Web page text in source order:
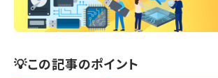
💡この記事のポイント